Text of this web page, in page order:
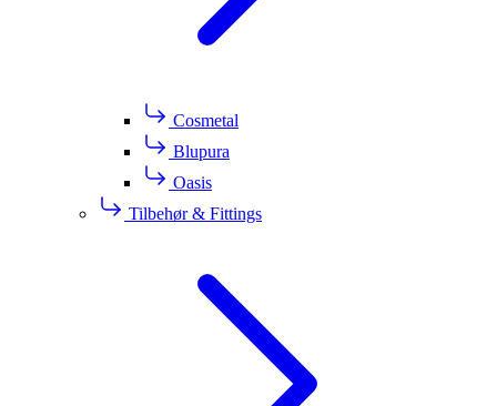
Cosmetal
Blupura
Oasis
Tilbehør & Fittings